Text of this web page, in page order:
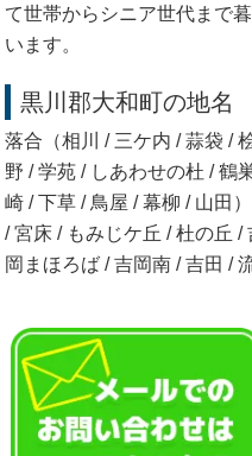
て世帯からシニア世代まで
います。
黒川郡大和町の地名
落合（相川 / 三ケ内 / 蒜袋 /
野 / 学苑 / しあわせの杜 / 鶴
崎 / 下草 / 鳥屋 / 幕柳 / 山田
/ 宮床 / もみじケ丘 / 杜の丘 /
岡まほろば / 吉岡南 / 吉田 /